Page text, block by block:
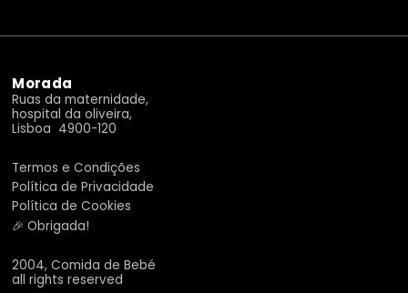
Morada
Ruas da maternidade,
hospital da oliveira,
Lisboa 4900-120
Termos e Condições
Política de Privacidade
Política de Cookies
🎉 Obrigada!
2004, Comida de Bebé
all rights reserved